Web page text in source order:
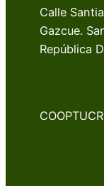
Calle
Gazcue.
República